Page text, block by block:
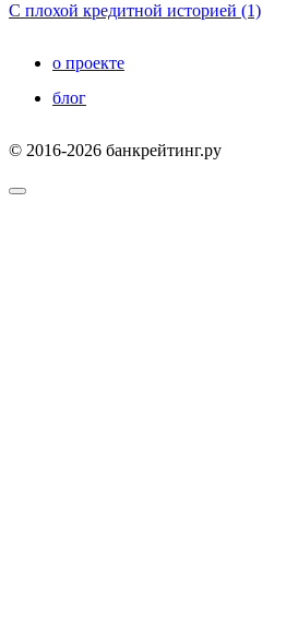
С плохой кредитной историей (1)
о проекте
блог
© 2016-2026 банкрейтинг.ру